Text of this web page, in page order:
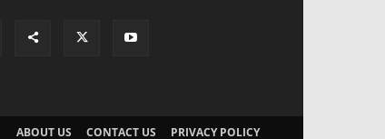
ABOUT US CONTACT US PRIVACY POLICY